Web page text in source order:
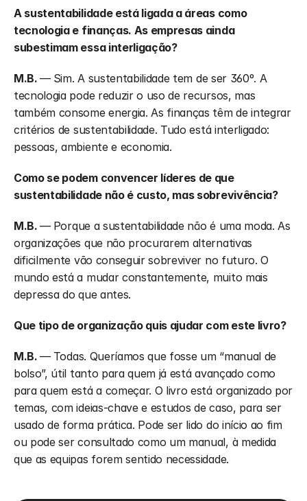
A sustentabilidade está ligada a áreas como
tecnologia e finanças. As empresas ainda
subestimam essa interligação?
M.B. — Sim. A sustentabilidade tem de ser 360º. A
tecnologia pode reduzir o uso de recursos, mas
também consome energia. As finanças têm de integrar
critérios de sustentabilidade. Tudo está interligado:
pessoas, ambiente e economia.
Como se podem convencer líderes de que
sustentabilidade não é custo, mas sobrevivência?
M.B. — Porque a sustentabilidade não é uma moda. As
organizações que não procurarem alternativas
dificilmente vão conseguir sobreviver no futuro. O
mundo está a mudar constantemente, muito mais
depressa do que antes.
Que tipo de organização quis ajudar com este livro?
M.B. — Todas. Queríamos que fosse um “manual de
bolso”, útil tanto para quem já está avançado como
para quem está a começar. O livro está organizado por
temas, com ideias-chave e estudos de caso, para ser
usado de forma prática. Pode ser lido do início ao fim
ou pode ser consultado como um manual, à medida
que as equipas forem sentido necessidade.